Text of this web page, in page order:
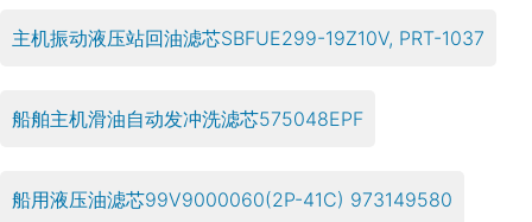
主机振动液压站回油滤芯SBFUE299-19Z10V, PRT-1037
船舶主机滑油自动发冲洗滤芯575048EPF
船用液压油滤芯99V9000060(2P-41C) 973149580